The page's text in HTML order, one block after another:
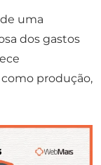
uma
dos gastos
produção,